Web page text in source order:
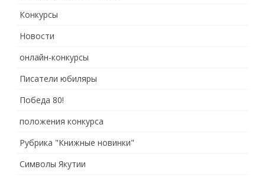
Конкурсы
Новости
онлайн-конкурсы
Писатели юбиляры
Победа 80!
положения конкурса
Рубрика "Книжные новинки"
Символы Якутии